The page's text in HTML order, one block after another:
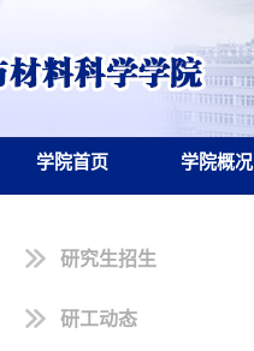
学院首页 学院概况
研究生招生
研工动态